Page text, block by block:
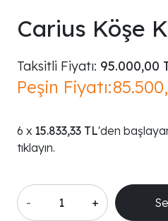
Carius Köşe
Taksitli Fiyatı: 95.000,00
Peşin Fiyatı:
15.833,33 TL'den
tıklayın.
- +